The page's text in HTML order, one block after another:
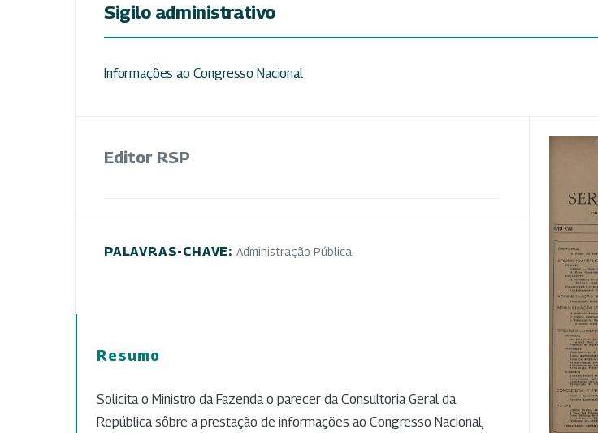
Sigilo administrativo
Informações ao Congresso Nacional
Editor RSP
PALAVRAS-CHAVE: Administração Pública
Resumo
Solicita o Ministro da Fazenda o parecer da Consultoria Geral da
República sôbre a prestação de informações ao Congresso Nacional,